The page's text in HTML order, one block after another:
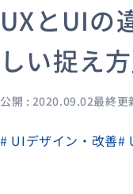
事例紹介
採用情報
セミナーコラムお知らせ
お役立ち情報（PJ Insight）
UXとUIの
しい捉え
公開 : 2020.09.02最終更
# UIデザイン・改善#